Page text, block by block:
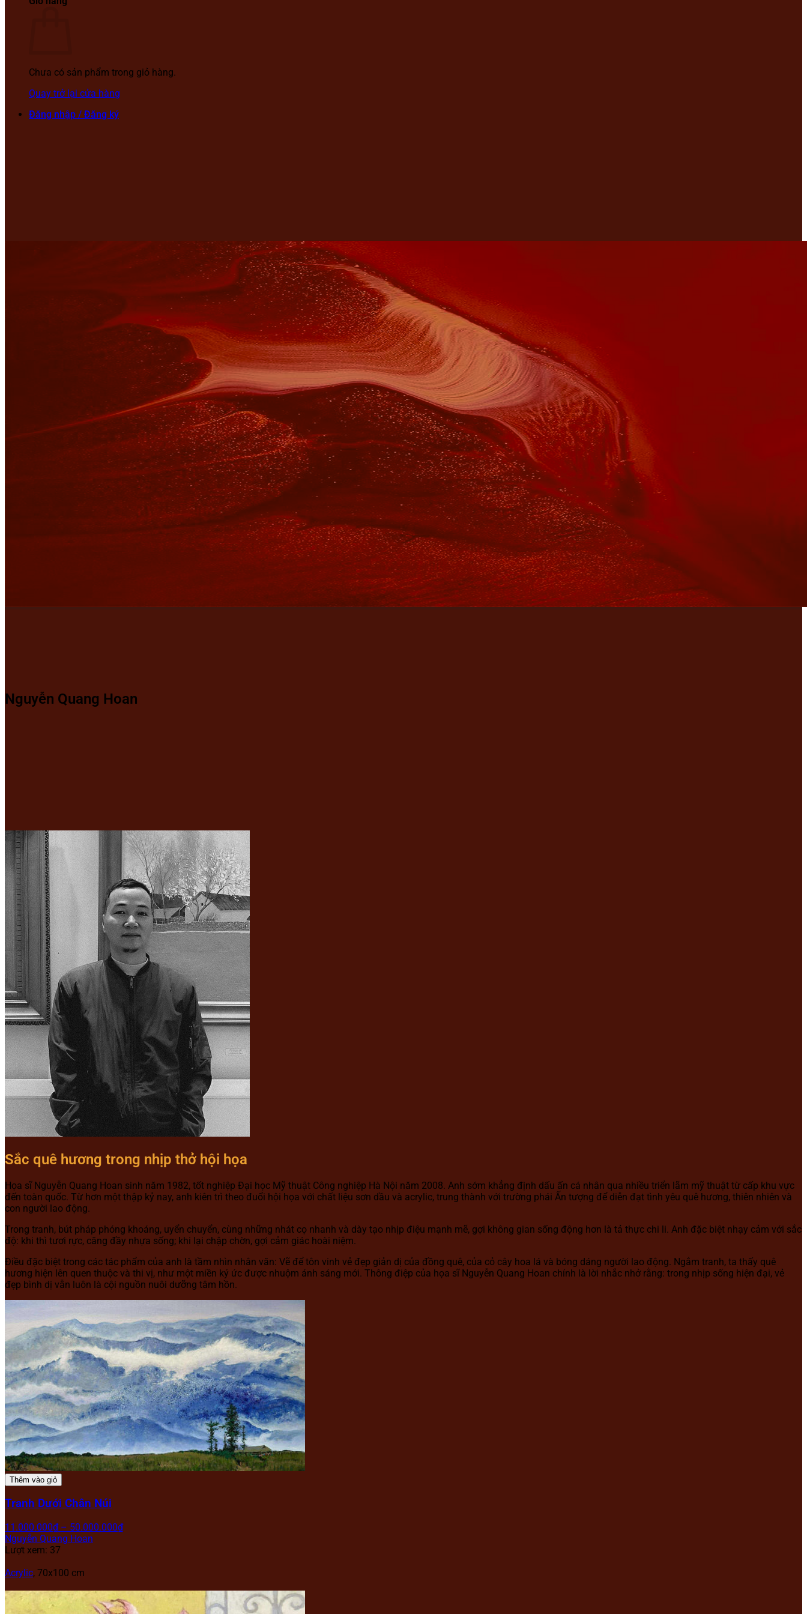
Chưa có sản phẩm trong giỏ hàng.
Quay trở lại cửa hàng
Đăng nhập / Đăng ký
Nguyễn Quang Hoan
Sắc quê hương trong nhịp thở hội họa
Họa sĩ Nguyễn Quang Hoan sinh năm 1982, tốt nghiệp Đại học Mỹ thuật Công nghiệp Hà Nội năm 2008. Anh sớm khẳng định dấu ấn cá nhân qua nhiều triển lãm mỹ thuật từ cấp khu vực
đến toàn quốc. Từ hơn một thập kỷ nay, anh kiên trì theo đuổi hội họa với chất liệu sơn dầu và acrylic, trung thành với trường phái Ấn tượng để diễn đạt tình yêu quê hương, thiên nhiên và
con người lao động.
Trong tranh, bút pháp phóng khoáng, uyển chuyển, cùng những nhát cọ nhanh và dày tạo nhịp điệu mạnh mẽ, gợi không gian sống động hơn là tả thực chi li. Anh đặc biệt nhạy cảm với sắc
độ: khi thì tươi rực, căng đầy nhựa sống; khi lại chập chờn, gợi cảm giác hoài niệm.
Điều đặc biệt trong các tác phẩm của anh là tầm nhìn nhân văn: Vẽ để tôn vinh vẻ đẹp giản dị của đồng quê, của cỏ cây hoa lá và bóng dáng người lao động. Ngắm tranh, ta thấy quê
hương hiện lên quen thuộc và thi vị, như một miền ký ức được nhuộm ánh sáng mới. Thông điệp của họa sĩ Nguyễn Quang Hoan chính là lời nhắc nhở rằng: trong nhịp sống hiện đại, vẻ
đẹp bình dị vẫn luôn là cội nguồn nuôi dưỡng tâm hồn.
Thêm vào giỏ
Tranh Dưới Chân Núi
11.000.000₫ – 50.000.000₫
Nguyễn Quang Hoan
Lượt xem: 37
Acrylic, 70x100 cm